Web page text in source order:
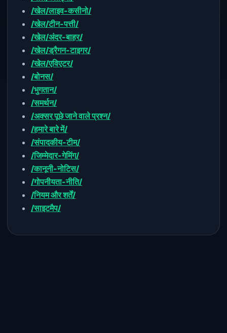
/खेल/लाइव-कसीनो/
/खेल/टीन-पत्ती/
/खेल/अंदर-बाहर/
/खेल/ड्रैगन-टाइगर/
/खेल/एविएटर/
/बोनस/
/भुगतान/
/समर्थन/
/अक्सर पूछे जाने वाले प्रश्न/
/हमारे बारे में/
/संपादकीय-टीम/
/जिम्मेदार-गेमिंग/
/कानूनी-नोटिस/
/गोपनीयता-नीति/
/नियम और शर्तें/
/साइटमैप/